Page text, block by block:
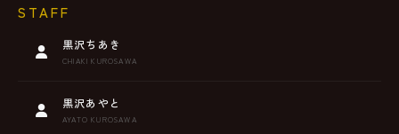
STAFF
黒沢ちあき
CHIAKI KUROSAWA
黒沢あやと
AYATO KUROSAWA